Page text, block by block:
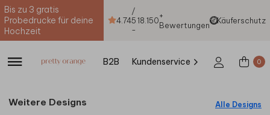
Bis zu 3 gratis
Probedrucke für deine
Hochzeit
4.74
/
5
-
18.150+
Bewertungen
Käuferschutz
B2B Kundenservice 0
Weitere Designs Alle Designs